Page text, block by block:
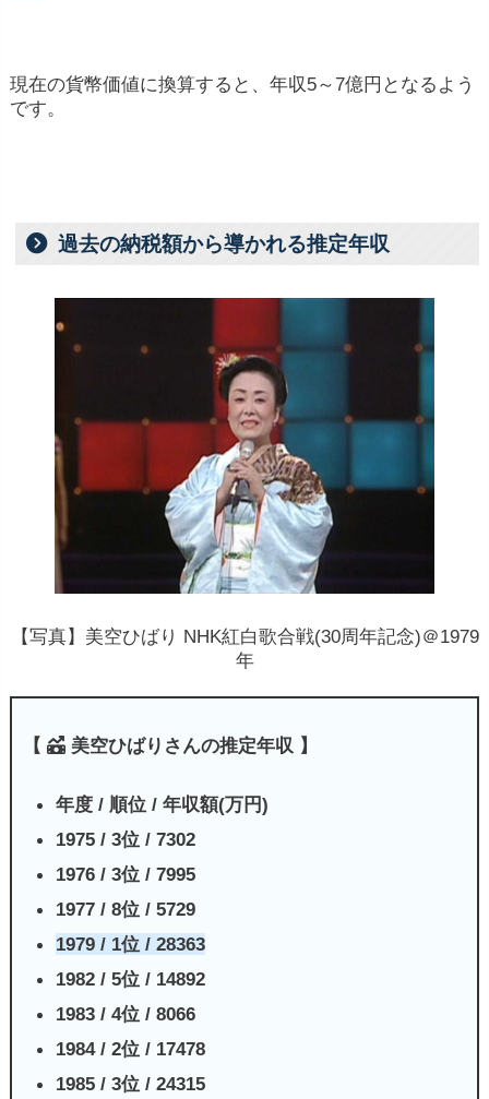
現在の貨幣価値に換算すると、年収5～7億円となるよう
です。
過去の納税額から導かれる推定年収
【写真】美空ひばり NHK紅白歌合戦(30周年記念)＠1979
年
【 美空ひばりさんの推定年収 】
年度 / 順位 / 年収額(万円)
1975 / 3位 / 7302
1976 / 3位 / 7995
1977 / 8位 / 5729
1979 / 1位 / 28363
1982 / 5位 / 14892
1983 / 4位 / 8066
1984 / 2位 / 17478
1985 / 3位 / 24315